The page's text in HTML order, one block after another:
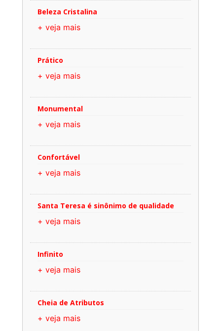
Beleza Cristalina
+ veja mais
Prático
+ veja mais
Monumental
+ veja mais
Confortável
+ veja mais
Santa Teresa é sinônimo de qualidade
+ veja mais
Infinito
+ veja mais
Cheia de Atributos
+ veja mais